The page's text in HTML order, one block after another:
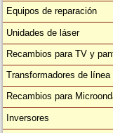
Equipos de reparación
Unidades de láser
Recambios para TV y
Transformadores de línea
Recambios para
Inversores